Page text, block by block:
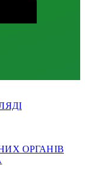
ОРГАНІВ